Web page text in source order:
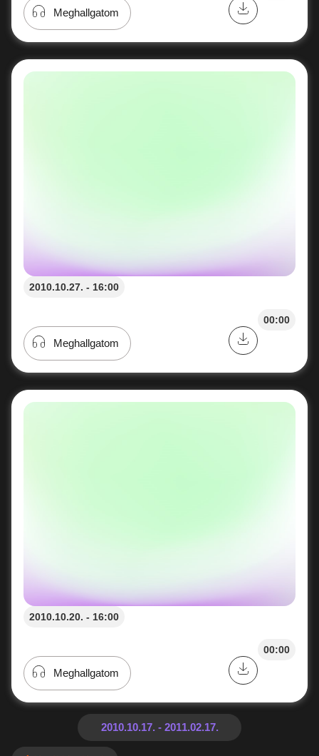
Meghallgatom
2010.10.27. - 16:00
00:00
Meghallgatom
2010.10.20. - 16:00
00:00
Meghallgatom